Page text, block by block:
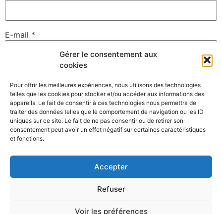
Gérer le consentement aux
cookies
Pour offrir les meilleures expériences, nous utilisons des technologies
telles que les cookies pour stocker et/ou accéder aux informations des
appareils. Le fait de consentir à ces technologies nous permettra de
traiter des données telles que le comportement de navigation ou les ID
uniques sur ce site. Le fait de ne pas consentir ou de retirer son
consentement peut avoir un effet négatif sur certaines caractéristiques
et fonctions.
Accepter
Refuser
Voir les préférences
E-mail *
Enregistrer mon nom, mon e-mail et mon site dans le
navigateur pour mon prochain commentaire.